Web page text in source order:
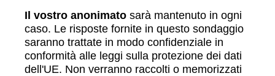
Il vostro anonimato sarà mantenuto in ogni
caso. Le risposte fornite in questo sondaggio
saranno trattate in modo confidenziale in
conformità alle leggi sulla protezione dei dati
dell'UE. Non verranno raccolti o memorizzati